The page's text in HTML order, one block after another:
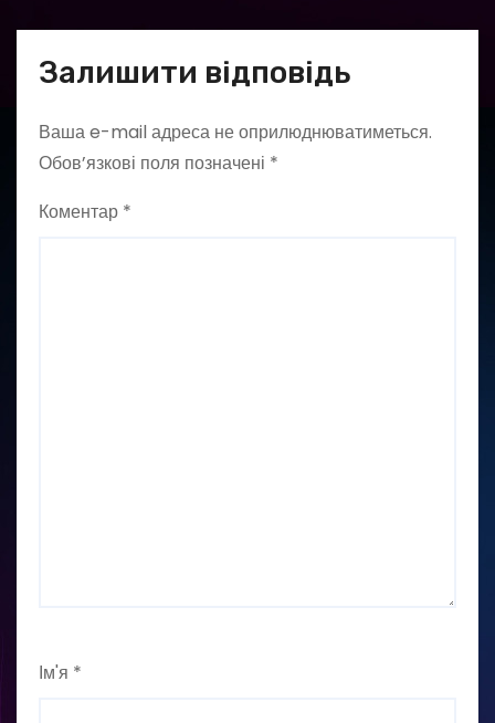
Залишити відповідь
Ваша e-mail адреса не оприлюднюватиметься.
Обов’язкові поля позначені *
Коментар *
Ім'я *